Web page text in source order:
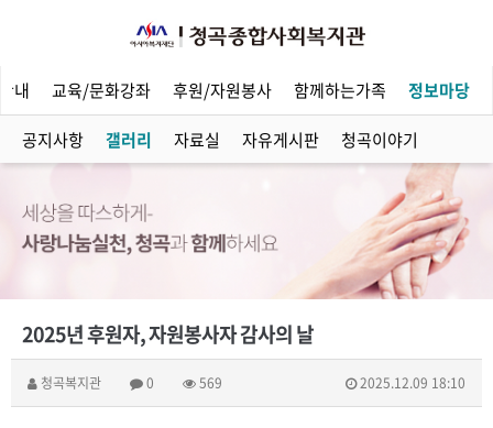
내 교육/문화강좌 후원/자원봉사 함께하는가족 정보마당
공지사항 갤러리 자료실 자유게시판 청곡이야기
2025년 후원자, 자원봉사자 감사의 날
청곡복지관 0 569 2025.12.09 18:10